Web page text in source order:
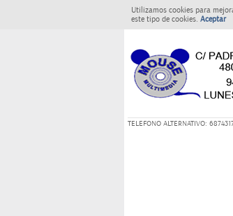
Utilizamos cookies para
este tipo de cookies. Aceptar
TELEFONO ALTERNATIVO: